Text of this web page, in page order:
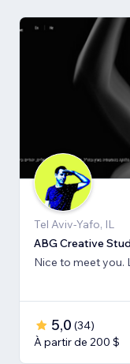
Tel Aviv-Yafo, IL
ABG Creative
Nice to meet you.
5,0 (34)
À partir de 200 $